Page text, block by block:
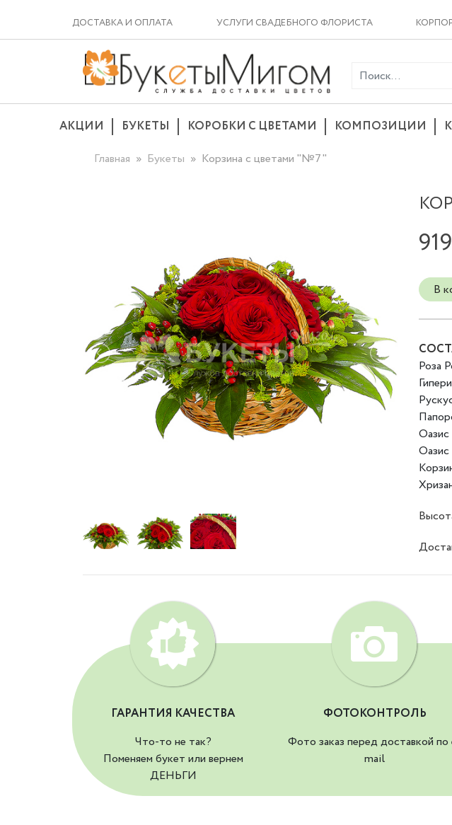
ДОСТАВКА И ОПЛАТА УСЛУГИ СВАДЕБНОГО ФЛОРИСТА
АКЦИИ БУКЕТЫ КОРОБКИ С ЦВЕТАМИ КОМПОЗИЦИИ
Главная
Букеты Корзина с цветами "№7"
В
Роза
Оазис
Оазис
ГАРАНТИЯ КАЧЕСТВА
Что-то не так?
Поменяем букет или вернем
ДЕНЬГИ
ФОТОКОНТРОЛЬ
Фото заказ перед доставкой по
mail